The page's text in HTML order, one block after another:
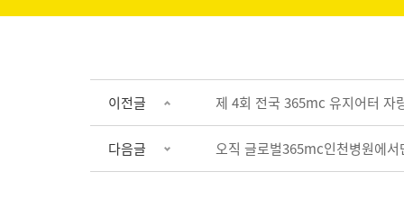
이전글 제 4회 전국 365mc 유지어터 자
다음글 오직 글로벌365mc인천병원에